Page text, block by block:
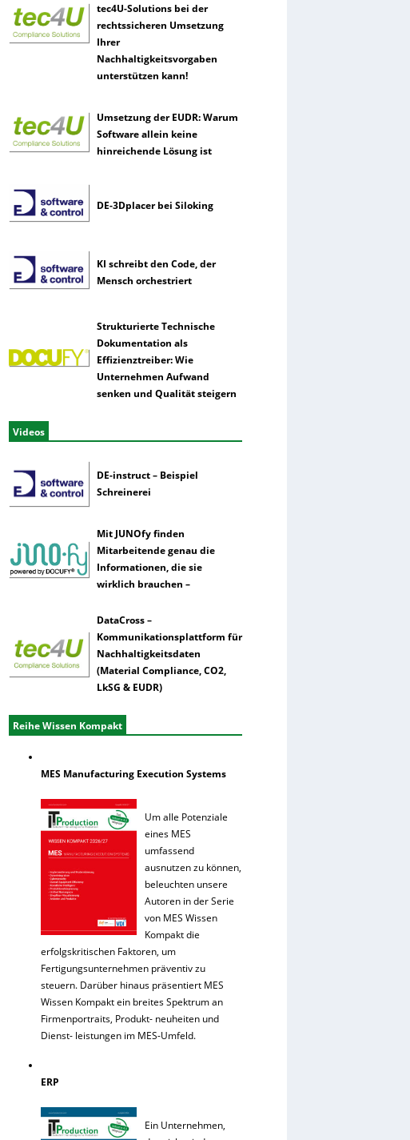
tec4U-Solutions bei der
rechtssicheren Umsetzung
Ihrer
Nachhaltigkeitsvorgaben
unterstützen kann!
Umsetzung der EUDR: Warum
Software allein keine
hinreichende Lösung ist
DE-3Dplacer bei Siloking
KI schreibt den Code, der
Mensch orchestriert
Strukturierte Technische
Dokumentation als
Effizienztreiber: Wie
Unternehmen Aufwand
senken und Qualität steigern
Videos
DE-instruct – Beispiel
Schreinerei
Mit JUNOfy finden
Mitarbeitende genau die
Informationen, die sie
wirklich brauchen –
DataCross –
Kommunikationsplattform für
Nachhaltigkeitsdaten
(Material Compliance, CO2,
LkSG & EUDR)
Reihe Wissen Kompakt
MES Manufacturing Execution Systems
Um alle Potenziale
eines MES
umfassend
ausnutzen zu können,
beleuchten unsere
Autoren in der Serie
von MES Wissen
Kompakt die
erfolgskritischen Faktoren, um
Fertigungsunternehmen präventiv zu
steuern. Darüber hinaus präsentiert MES
Wissen Kompakt ein breites Spektrum an
Firmenportraits, Produkt- neuheiten und
Dienst- leistungen im MES-Umfeld.
ERP
Ein Unternehmen,